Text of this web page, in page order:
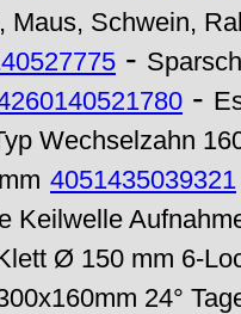
Maus, Schwein,
-
-
Wechselzahn
4051435039321
Keilwelle
Ø 150 mm 6-
24°